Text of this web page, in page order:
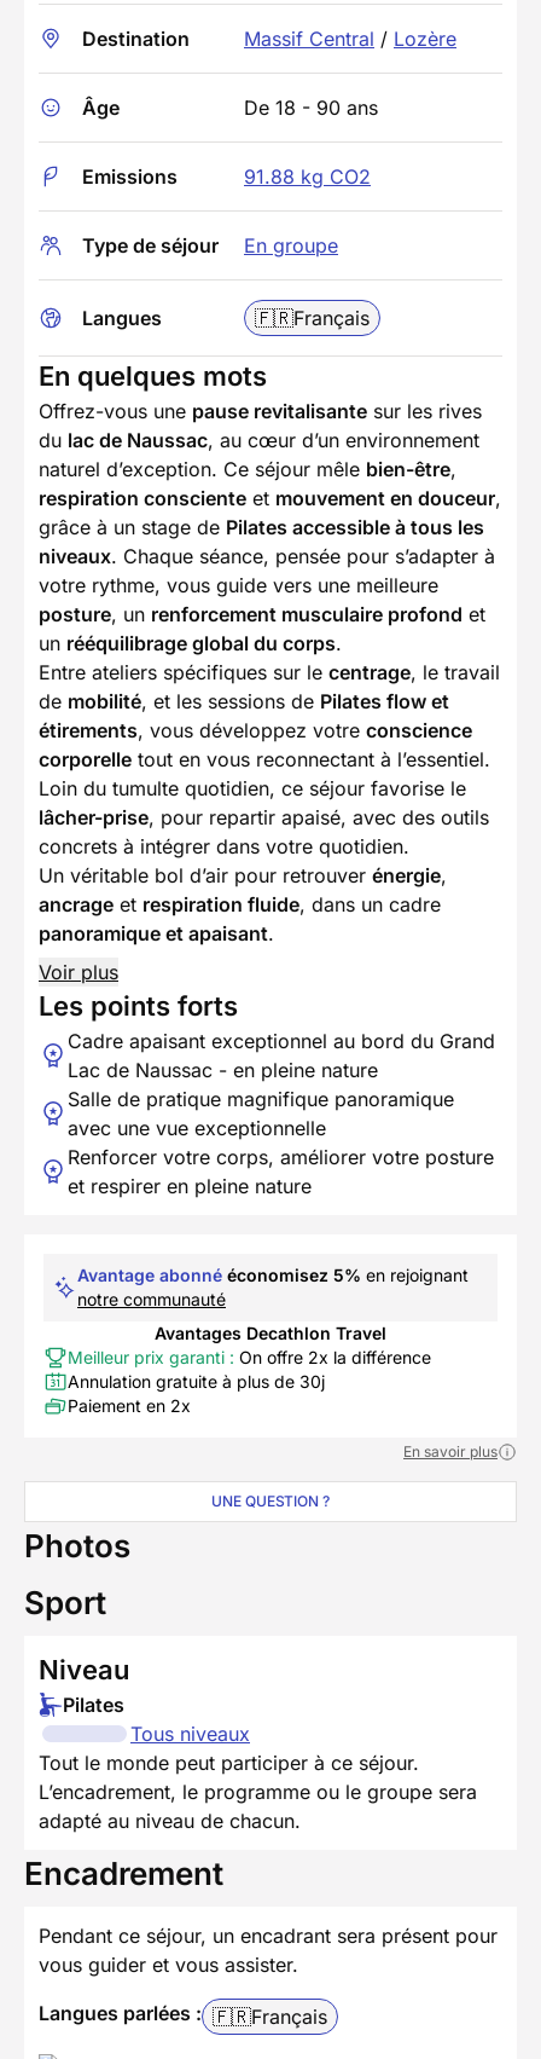
Destination Massif Central / Lozère
Âge De 18 - 90 ans
Emissions 91.88 kg CO2
Type de séjour En groupe
Langues 🇫🇷Français
En quelques mots
Offrez-vous une pause revitalisante sur les rives
du lac de Naussac, au cœur d’un environnement
naturel d’exception. Ce séjour mêle bien-être,
respiration consciente et mouvement en douceur,
grâce à un stage de Pilates accessible à tous les
niveaux. Chaque séance, pensée pour s’adapter à
votre rythme, vous guide vers une meilleure
posture, un renforcement musculaire profond et
un rééquilibrage global du corps.
Entre ateliers spécifiques sur le centrage, le travail
de mobilité, et les sessions de Pilates flow et
étirements, vous développez votre conscience
corporelle tout en vous reconnectant à l’essentiel.
Loin du tumulte quotidien, ce séjour favorise le
lâcher-prise, pour repartir apaisé, avec des outils
concrets à intégrer dans votre quotidien.
Un véritable bol d’air pour retrouver énergie,
ancrage et respiration fluide, dans un cadre
panoramique et apaisant.
Voir plus
Les points forts
Cadre apaisant exceptionnel au bord du Grand
Lac de Naussac - en pleine nature
Salle de pratique magnifique panoramique
avec une vue exceptionnelle
Renforcer votre corps, améliorer votre posture
et respirer en pleine nature
Avantage abonné économisez 5% en rejoignant
notre communauté
Avantages Decathlon Travel
Meilleur prix garanti : On offre 2x la différence
Annulation gratuite à plus de 30j
Paiement en 2x
En savoir plus
UNE QUESTION ?
Photos
Sport
Niveau
Pilates
Tous niveaux
Tout le monde peut participer à ce séjour.
L’encadrement, le programme ou le groupe sera
adapté au niveau de chacun.
Encadrement
Pendant ce séjour, un encadrant sera présent pour
vous guider et vous assister.
Langues parlées : 🇫🇷Français